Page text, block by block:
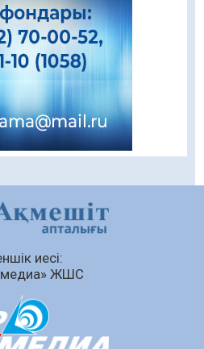
ой-сананың
жұмыстары
– сот төрелігінің
арттыру
иесі:
ЖШС